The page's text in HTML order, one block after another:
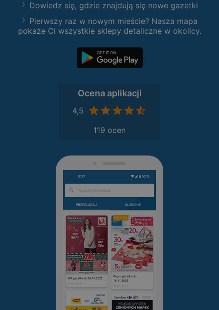
Dowiedz się, gdzie znajdują się nowe gazetki
Pierwszy raz w nowym mieście? Nasza mapa
pokaże Ci wszystkie sklepy detaliczne w okolicy.
Ocena aplikacji
4,5
119 ocen